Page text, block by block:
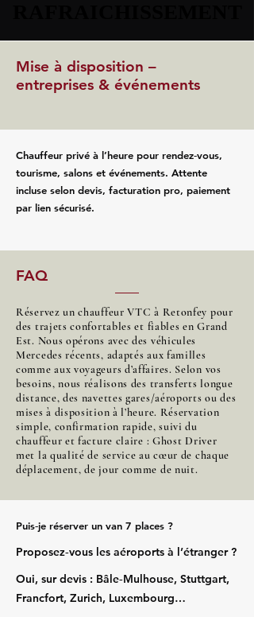
Mise à disposition –
entreprises & événements
Chauffeur privé à l’heure pour rendez‑vous,
tourisme, salons et événements. Attente
incluse selon devis, facturation pro, paiement
par lien sécurisé.
FAQ
Réservez un chauffeur VTC à Retonfey pour
des trajets confortables et fiables en Grand
Est. Nous opérons avec des véhicules
Mercedes récents, adaptés aux familles
comme aux voyageurs d’affaires. Selon vos
besoins, nous réalisons des transferts longue
distance, des navettes gares/aéroports ou des
mises à disposition à l’heure. Réservation
simple, confirmation rapide, suivi du
chauffeur et facture claire : Ghost Driver
met la qualité de service au cœur de chaque
déplacement, de jour comme de nuit.
Puis‑je réserver un van 7 places ?
Proposez‑vous les aéroports à l’étranger ?
Oui, sur devis : Bâle‑Mulhouse, Stuttgart,
Francfort, Zurich, Luxembourg…